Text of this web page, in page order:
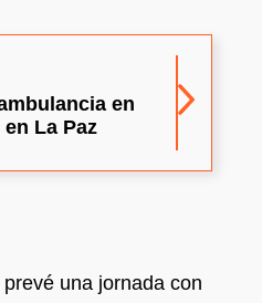
en
La Paz
una jornada con